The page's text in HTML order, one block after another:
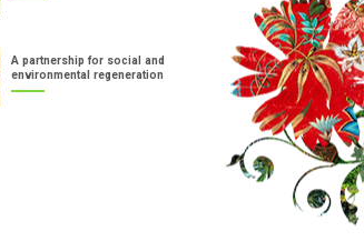
A partnership for social and
environmental regeneration